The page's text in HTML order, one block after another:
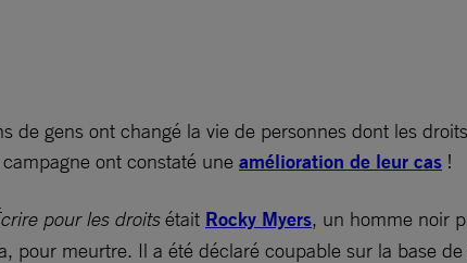
de gens ont changé la vie de personnes dont les
ont constaté une amélioration de leur cas !
pour les droitsétait Rocky Myers, un homme noir
meurtre. Il a été déclaré coupable sur la base de